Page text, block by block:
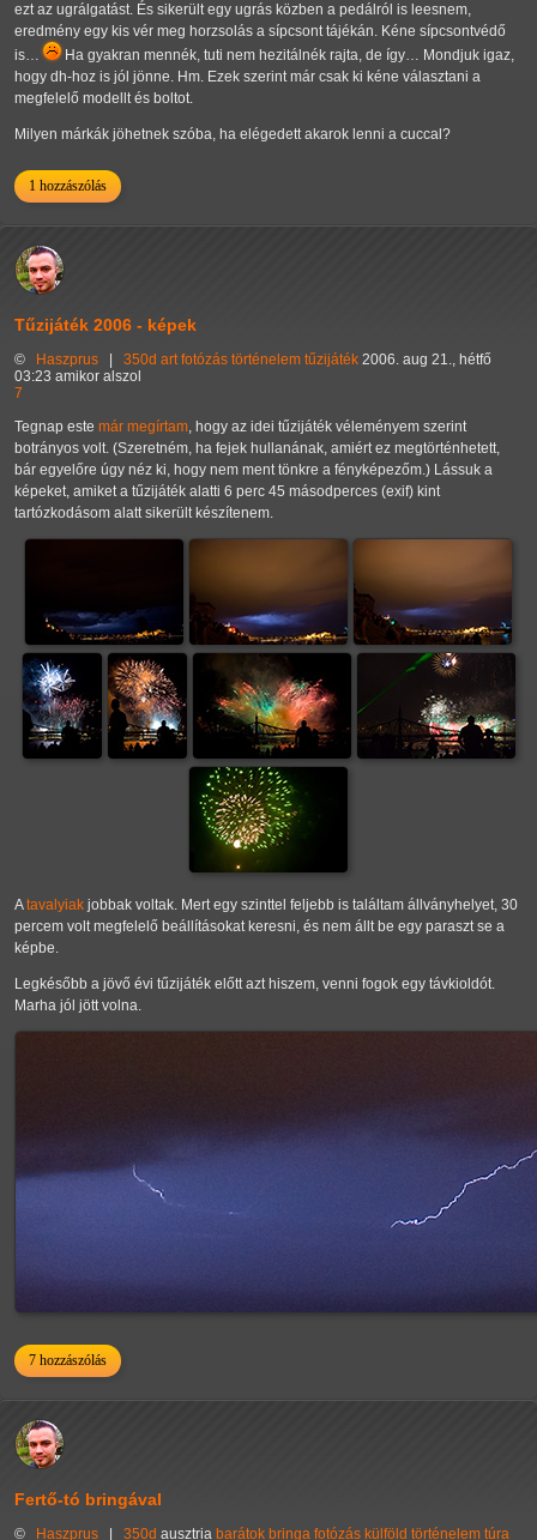
ezt az ugrálgatást. És sikerült egy ugrás közben a pedálról is leesnem,
eredmény egy kis vér meg horzsolás a sípcsont tájékán. Kéne sípcsontvédő
is…
Ha gyakran mennék, tuti nem hezitálnék rajta, de így… Mondjuk igaz,
hogy dh-hoz is jól jönne. Hm. Ezek szerint már csak ki kéne választani a
megfelelő modellt és boltot.
Milyen márkák jöhetnek szóba, ha elégedett akarok lenni a cuccal?
1 hozzászólás
Tűzijáték 2006 - képek
© Haszprus 350d art fotózás történelem tűzijáték 2006. aug 21., hétfő
03:23 amikor alszol
7
Tegnap este már megírtam, hogy az idei tűzijáték véleményem szerint
botrányos volt. (Szeretném, ha fejek hullanának, amiért ez megtörténhetett,
bár egyelőre úgy néz ki, hogy nem ment tönkre a fényképezőm.) Lássuk a
képeket, amiket a tűzijáték alatti 6 perc 45 másodperces (exif) kint
tartózkodásom alatt sikerült készítenem.
Atavalyiak jobbak voltak. Mert egy szinttel feljebb is találtam állványhelyet, 30
percem volt megfelelő beállításokat keresni, és nem állt be egy paraszt se a
képbe.
Legkésőbb a jövő évi tűzijáték előtt azt hiszem, venni fogok egy távkioldót.
Marha jól jött volna.
7 hozzászólás
Fertő-tó bringával
© Haszprus 350d ausztria barátok bringa fotózás külföld történelem túra